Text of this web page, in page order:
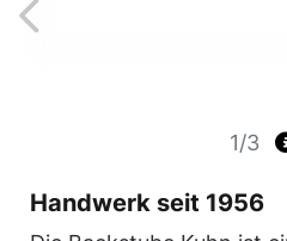
1/3
Handwerk seit 1956